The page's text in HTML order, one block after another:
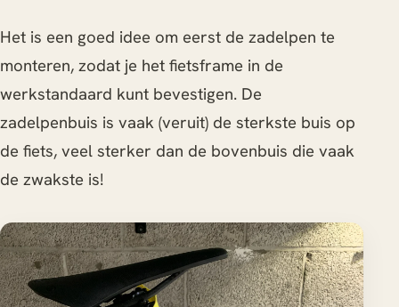
Het is een goed idee om eerst de zadelpen te
monteren, zodat je het fietsframe in de
werkstandaard kunt bevestigen. De
zadelpenbuis is vaak (veruit) de sterkste buis op
de fiets, veel sterker dan de bovenbuis die vaak
de zwakste is!